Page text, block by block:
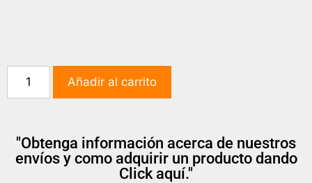
Añadir al carrito
"Obtenga información acerca de nuestros
envíos y como adquirir un producto dando
Click aquí."